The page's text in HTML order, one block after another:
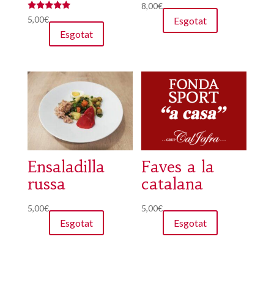
Puntuat amb
5.00
5,00€
Esgotat
8,00€
Esgotat
Ensaladilla
russa
5,00€
Esgotat
Faves a la
catalana
5,00€
Esgotat